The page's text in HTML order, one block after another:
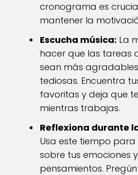
cronograma es
mantener la
Escucha música: La
hacer que las tareas
sean más
tediosas. Encuentra
favoritas y deja que
mientras trabajas.
Reflexiona durante
Usa este tiempo
sobre tus emociones y
pensamientos.